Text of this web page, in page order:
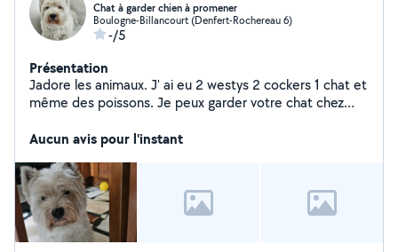
Chat à garder chien à promener
Boulogne-Billancourt (Denfert-Rochereau 6)
-/5
Présentation
Jadore les animaux. J' ai eu 2 westys 2 cockers 1 chat et
même des poissons. Je peux garder votre chat chez
ou plus sur Boulogne Billancourt uniquement. Au
pleine, litière nickel, câlins à volonté, photos envoyées
tous les jours... A très vite ...j'espère..
Aucun avis pour l'instant